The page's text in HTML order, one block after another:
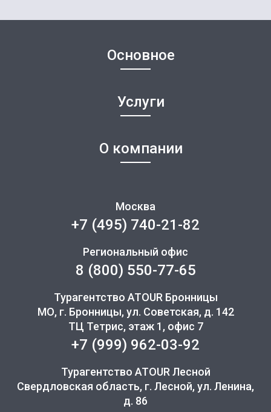
Основное
Услуги
О компании
Москва
+7 (495) 740-21-82
Региональный офис
8 (800) 550-77-65
Турагентство ATOUR Бронницы
МО, г. Бронницы, ул. Советская, д. 142
ТЦ Тетрис, этаж 1, офис 7
+7 (999) 962-03-92
Турагентство ATOUR Лесной
Свердловская область, г. Лесной, ул. Ленина,
д. 86